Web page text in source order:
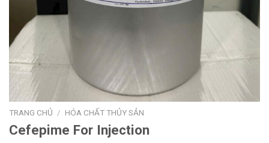
TRANG CHỦ / HÓA CHẤT THỦY SẢN
Cefepime For Injection